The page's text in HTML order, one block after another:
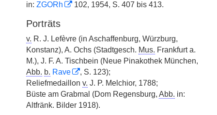
in: ZGORh 102, 1954, S. 407 bis 413.
Porträts
v. R. J. Lefèvre (in Aschaffenburg, Würzburg,
Konstanz), A. Ochs (Stadtgesch. Mus. Frankfurt a.
M.), J. F. A. Tischbein (Neue Pinakothek München,
Abb. b. Rave
, S. 123);
Reliefmedaillon v. J. P. Melchior, 1788;
Büste am Grabmal (Dom Regensburg, Abb. in:
Altfränk. Bilder 1918).